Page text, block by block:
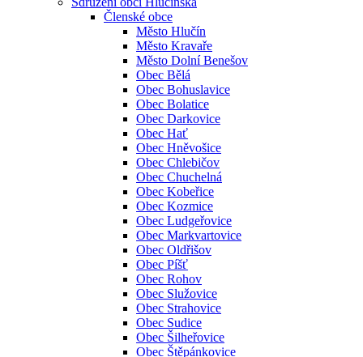
Členské obce
Město Hlučín
Město Kravaře
Město Dolní Benešov
Obec Bělá
Obec Bohuslavice
Obec Bolatice
Obec Darkovice
Obec Hať
Obec Hněvošice
Obec Chlebičov
Obec Chuchelná
Obec Kobeřice
Obec Kozmice
Obec Ludgeřovice
Obec Markvartovice
Obec Oldřišov
Obec Píšť
Obec Rohov
Obec Služovice
Obec Strahovice
Obec Sudice
Obec Šilheřovice
Obec Štěpánkovice